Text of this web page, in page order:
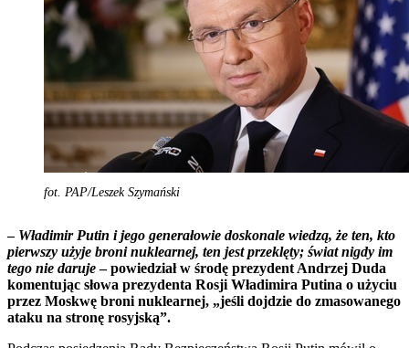
fot. PAP/Leszek Szymański
– Władimir Putin i jego generałowie doskonale wiedzą, że ten, kto
pierwszy użyje broni nuklearnej, ten jest przeklęty; świat nigdy im
tego nie daruje– powiedział w środę prezydent Andrzej Duda
komentując słowa prezydenta Rosji Władimira Putina o użyciu
przez Moskwę broni nuklearnej, „jeśli dojdzie do zmasowanego
ataku na stronę rosyjską”.